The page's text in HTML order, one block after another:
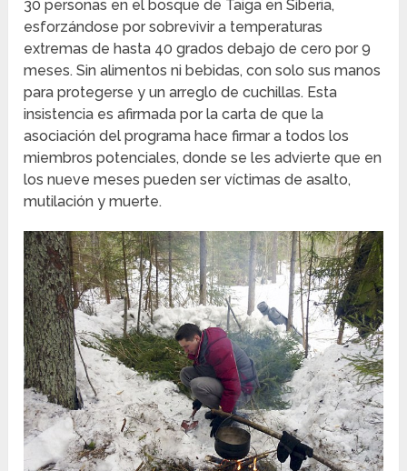
30 personas en el bosque de Taiga en Siberia,
esforzándose por sobrevivir a temperaturas
extremas de hasta 40 grados debajo de cero por 9
meses. Sin alimentos ni bebidas, con solo sus manos
para protegerse y un arreglo de cuchillas. Esta
insistencia es afirmada por la carta de que la
asociación del programa hace firmar a todos los
miembros potenciales, donde se les advierte que en
los nueve meses pueden ser víctimas de asalto,
mutilación y muerte.